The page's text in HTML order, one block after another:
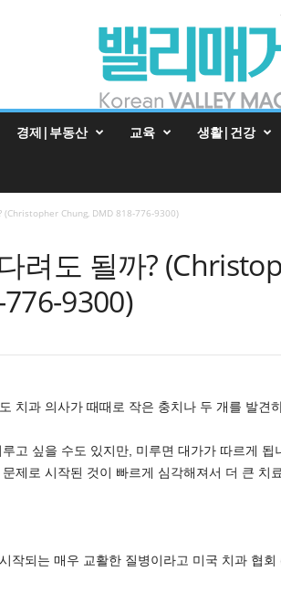
경제|부동산 교육 생활|건강
(Christopher Chung, DMD 818-776-9300)
려도 될까?
9300)
치과 의사가 때때로 작은 충치나 두 개를 발견
고 싶을 수도 있지만, 미루면 대가가 따르게 됩
제로 시작된 것이 빠르게 심각해져서 더 큰 치
작되는 매우 교활한 질병이라고 미국 치과 협회